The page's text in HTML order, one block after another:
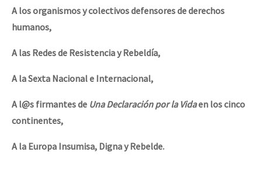
A los organismos y colectivos defensores de derechos
humanos,
A las Redes de Resistencia y Rebeldía,
A la Sexta Nacional e Internacional,
A l@s firmantes de Una Declaración por la Vidaen los cinco
continentes,
A la Europa Insumisa, Digna y Rebelde.